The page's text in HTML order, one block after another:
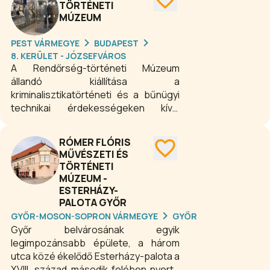
TÖRTÉNETI
MÚZEUM
PEST VÁRMEGYE
BUDAPEST
8. KERÜLET - JÓZSEFVÁROS
A Rendőrség-történeti Múzeum
állandó kiállítása a
kriminalisztikatörténeti és a bűnügyi
technikai érdekességeken kívül
fejlődésébe, valamint az emlékezetes
magyarországi bűnügyek titkaiba is.
RÓMER FLÓRIS
MŰVÉSZETI ÉS
TÖRTÉNETI
MÚZEUM -
ESTERHÁZY-
PALOTA GYŐR
GYŐR-MOSON-SOPRON VÁRMEGYE GYŐR
Győr belvárosának egyik
legimpozánsabb épülete, a három
utca közé ékelődő Esterházy-palota a